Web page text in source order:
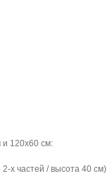
и 120х60 см:
х частей / высота 40 см)